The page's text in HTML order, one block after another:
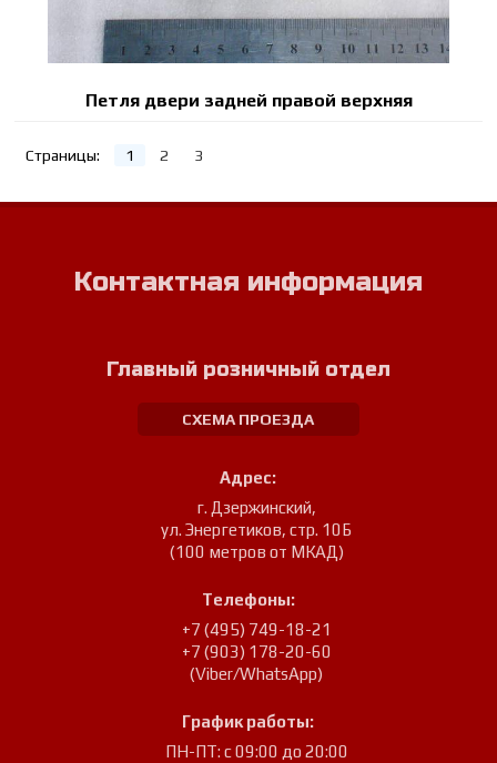
Петля двери задней правой верхняя
Страницы: 1 2 3
Контактная информация
Главный розничный отдел
СХЕМА ПРОЕЗДА
Адрес:
г. Дзержинский,
ул. Энергетиков, стр. 10Б
(100 метров от МКАД)
Телефоны:
+7 (495) 749-18-21
+7 (903) 178-20-60
(Viber/WhatsApp)
График работы:
ПН-ПТ: с 09:00 до 20:00